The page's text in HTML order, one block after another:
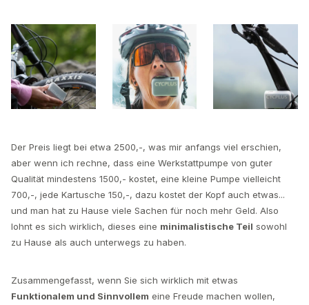
Der Preis liegt bei etwa 2500,-, was mir anfangs viel erschien,
aber wenn ich rechne, dass eine Werkstattpumpe von guter
Qualität mindestens 1500,- kostet, eine kleine Pumpe vielleicht
700,-, jede Kartusche 150,-, dazu kostet der Kopf auch etwas...
und man hat zu Hause viele Sachen für noch mehr Geld. Also
lohnt es sich wirklich, dieses eine minimalistische Teil sowohl
zu Hause als auch unterwegs zu haben.
Zusammengefasst, wenn Sie sich wirklich mit etwas
Funktionalem und Sinnvollem eine Freude machen wollen,